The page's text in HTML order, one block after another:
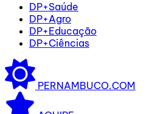
DP+Saúde
DP+Agro
DP+Educação
DP+Ciências
PERNAMBUCO.COM